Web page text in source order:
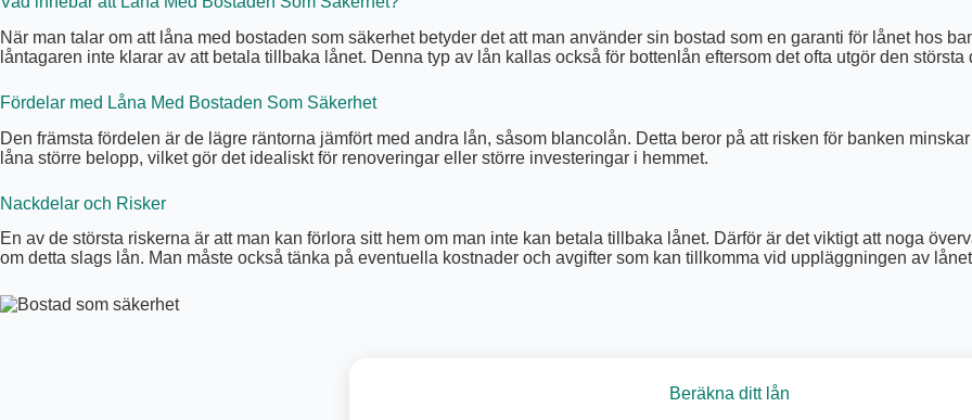
När man talar om att låna med bostaden som säkerhet betyder det att man använder sin bostad som en garanti för lånet hos
låntagaren inte klarar av att betala tillbaka lånet. Denna typ av lån kallas också för bottenlån eftersom det ofta utgör den största
Fördelar med Låna Med Bostaden Som Säkerhet
Den främsta fördelen är de lägre räntorna jämfört med andra lån, såsom blancolån. Detta beror på att risken för banken
låna större belopp, vilket gör det idealiskt för renoveringar eller större investeringar i hemmet.
Nackdelar och Risker
En av de största riskerna är att man kan förlora sitt hem om man inte kan betala tillbaka lånet. Därför är det viktigt att noga
om detta slags lån. Man måste också tänka på eventuella kostnader och avgifter som kan tillkomma vid uppläggningen av
Beräkna ditt lån